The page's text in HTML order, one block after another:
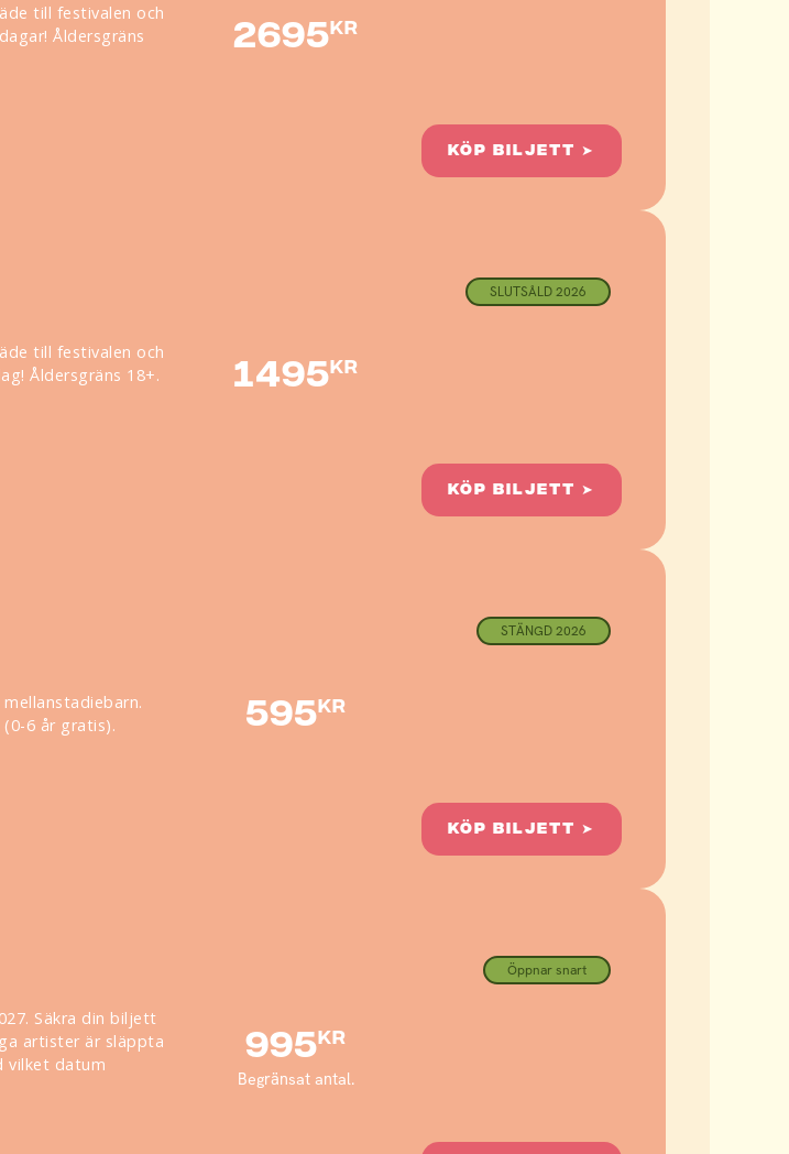
till festivalen och
Åldersgräns
KÖP BILJETT ➤
2695kr
till festivalen och
Åldersgräns 18+.
KÖP BILJETT ➤
SLUTSÅLD 2026
1495kr
(0-6 år gratis).
KÖP BILJETT ➤
STÄNGD 2026
595kr
Säkra din biljett
artister är släppta
vilket datum
Öppnar snart
995kr
Begränsat antal.